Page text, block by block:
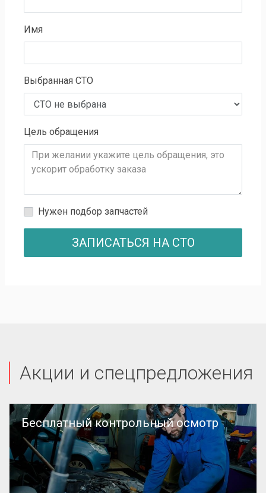
Имя
Выбранная СТО
Цель обращения
Нужен подбор запчастей
ЗАПИСАТЬСЯ НА СТО
Акции и спецпредложения
Бесплатный контрольный осмотр